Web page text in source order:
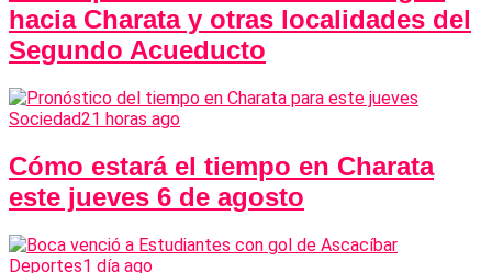
hacia Charata y otras localidades del
Segundo Acueducto
Sociedad21 horas ago
Cómo estará el tiempo en Charata
este jueves 6 de agosto
Deportes1 día ago